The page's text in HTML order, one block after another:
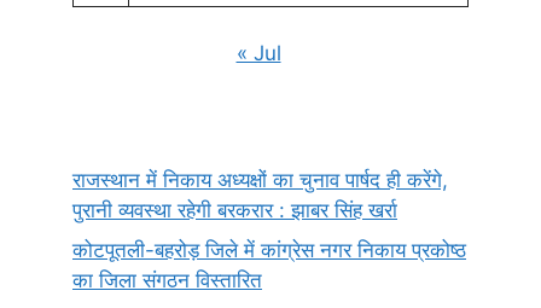
« Jul
राजस्थान में निकाय अध्यक्षों का चुनाव पार्षद ही करेंगे,
पुरानी व्यवस्था रहेगी बरकरार : झाबर सिंह खर्रा
कोटपूतली-बहरोड़ जिले में कांग्रेस नगर निकाय प्रकोष्ठ
का जिला संगठन विस्तारित